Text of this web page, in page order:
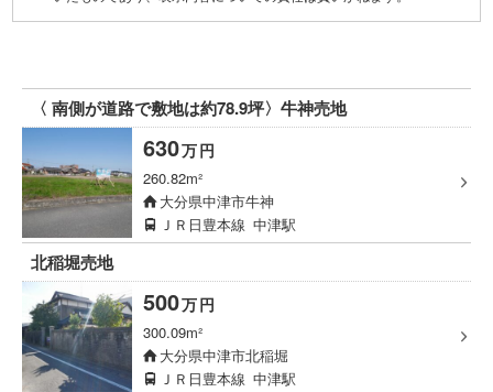
〈 南側が道路で敷地は約78.9坪〉牛神売地
630万円
260.82m²
大分県中津市牛神
ＪＲ日豊本線 中津駅
北稲堀売地
500万円
300.09m²
大分県中津市北稲堀
ＪＲ日豊本線 中津駅